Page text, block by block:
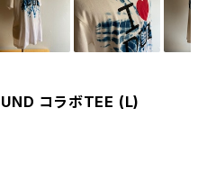
コラボTEE (L)